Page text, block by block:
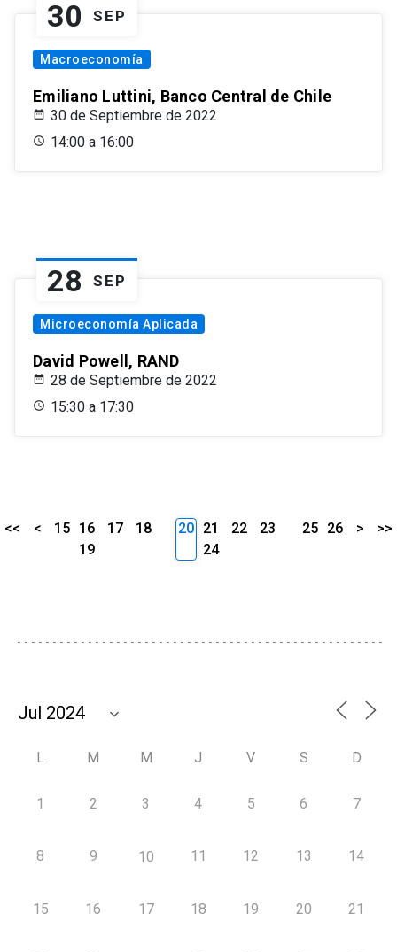
30 SEP
Macroeconomía
Emiliano Luttini, Banco Central de Chile
30 de Septiembre de 2022
14:00 a 16:00
28 SEP
Microeconomía Aplicada
David Powell, RAND
28 de Septiembre de 2022
15:30 a 17:30
<< < 15 16 17
18
19
20 21 22
23
24
25 26 > >>
L M M J V S D
1 2 3 4 5 6 7
8 9 10 11 12 13 14
15 16 17 18 19 20 21